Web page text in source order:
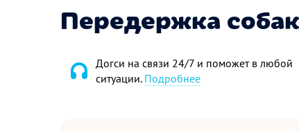
Передержка
Догси на связи 24/7 и поможет в любой
ситуации. Подробнее